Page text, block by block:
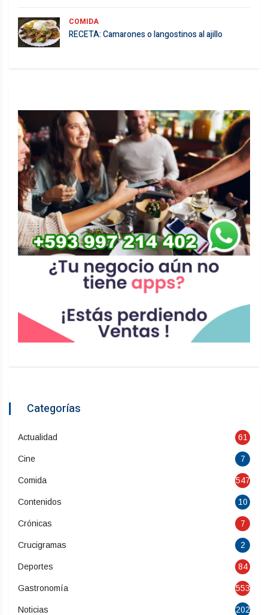
COMIDA
RECETA: Camarones o langostinos al ajillo
Categorías
Actualidad 61
Cine 7
Comida 547
Contenidos 10
Crónicas 7
Crucigramas 2
Deportes 84
Gastronomía 553
Noticias 202